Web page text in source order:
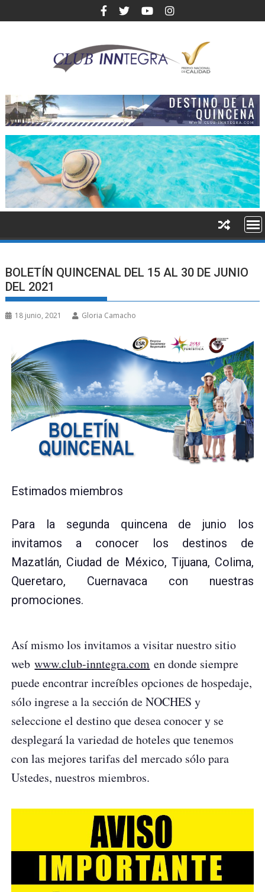
BOLETÍN QUINCENAL DEL 15 AL 30 DE JUNIO
DEL 2021
18 junio, 2021 Gloria Camacho
Estimados miembros
Para la segunda quincena de junio los
invitamos a conocer los destinos de
Mazatlán, Ciudad de México, Tijuana, Colima,
Queretaro, Cuernavaca con nuestras
promociones.
Así mismo los invitamos a visitar nuestro sitio
webwww.club-inntegra.com en donde siempre
puede encontrar increíbles opciones de hospedaje,
sólo ingrese a la sección de NOCHES y
seleccione el destino que desea conocer y se
desplegará la variedad de hoteles que tenemos
con las mejores tarifas del mercado sólo para
Ustedes, nuestros miembros.